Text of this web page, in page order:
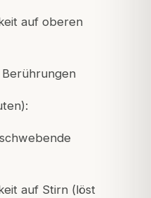
auf oberen
auf Stirn (löst